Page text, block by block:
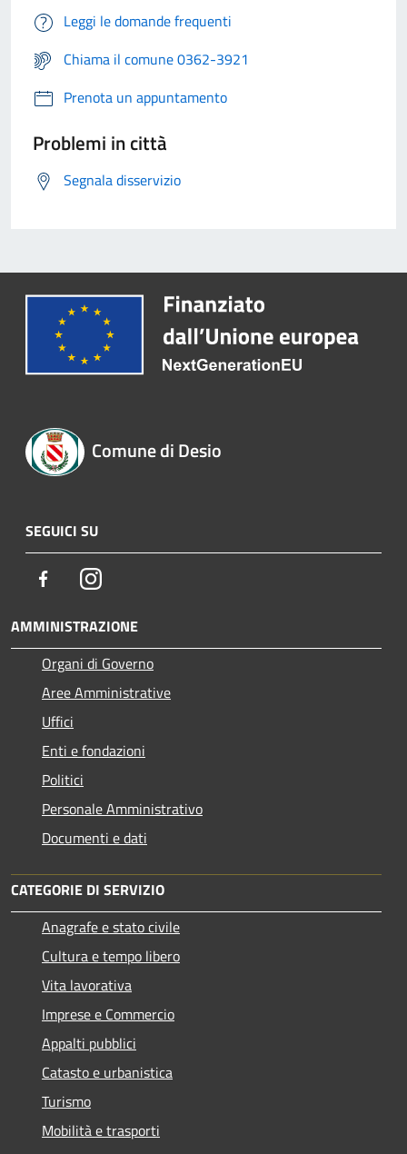
Leggi le domande frequenti
Chiama il comune 0362-3921
Prenota un appuntamento
Problemi in città
Segnala disservizio
Comune di Desio
SEGUICI SU
FacebookInstagram
AMMINISTRAZIONE
Organi di Governo
Aree Amministrative
Uffici
Enti e fondazioni
Politici
Personale Amministrativo
Documenti e dati
CATEGORIE DI SERVIZIO
Anagrafe e stato civile
Cultura e tempo libero
Vita lavorativa
Imprese e Commercio
Appalti pubblici
Catasto e urbanistica
Turismo
Mobilità e trasporti